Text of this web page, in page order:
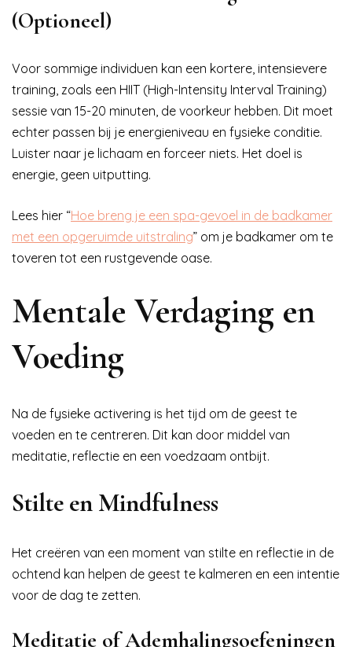
(Optioneel)
Voor sommige individuen kan een kortere, intensievere
training, zoals een HIIT (High-Intensity Interval Training)
sessie van 15-20 minuten, de voorkeur hebben. Dit moet
echter passen bij je energieniveau en fysieke conditie.
Luister naar je lichaam en forceer niets. Het doel is
energie, geen uitputting.
Lees hier “Hoe breng je een spa-gevoel in de badkamer
met een opgeruimde uitstraling” om je badkamer om te
toveren tot een rustgevende oase.
Mentale Verdaging en
Voeding
Na de fysieke activering is het tijd om de geest te
voeden en te centreren. Dit kan door middel van
meditatie, reflectie en een voedzaam ontbijt.
Stilte en Mindfulness
Het creëren van een moment van stilte en reflectie in de
ochtend kan helpen de geest te kalmeren en een intentie
voor de dag te zetten.
Meditatie of Ademhalingsoefeningen